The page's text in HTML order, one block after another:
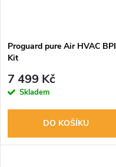
Proguard pure Air HVAC BPI
Kit
7 499 Kč
Skladem
DO KOŠÍKU